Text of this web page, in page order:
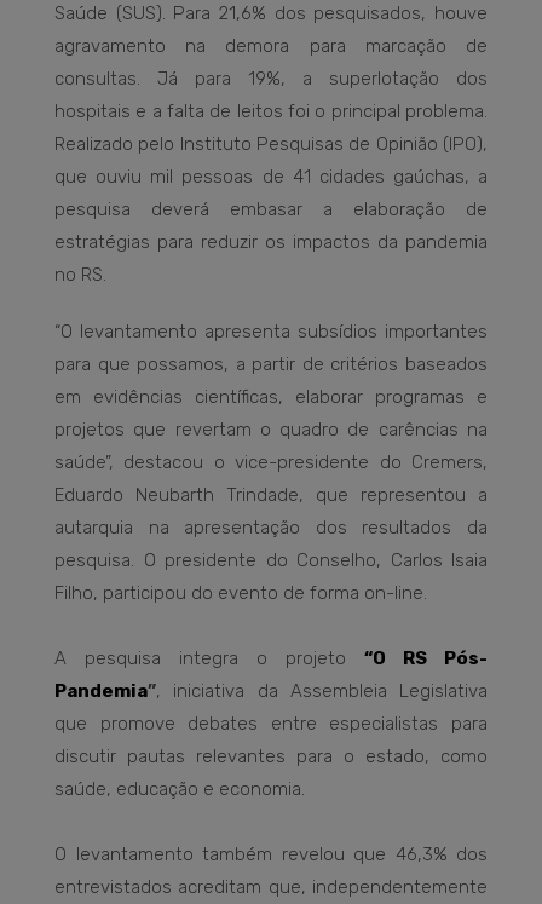
Saúde (SUS). Para 21,6% dos pesquisados, houve
agravamento na demora para marcação de
consultas. Já para 19%, a superlotação dos
hospitais e a falta de leitos foi o principal problema.
Realizado pelo Instituto Pesquisas de Opinião (IPO),
que ouviu mil pessoas de 41 cidades gaúchas, a
pesquisa deverá embasar a elaboração de
estratégias para reduzir os impactos da pandemia
no RS.
“O levantamento apresenta subsídios importantes
para que possamos, a partir de critérios baseados
em evidências científicas, elaborar programas e
projetos que revertam o quadro de carências na
saúde”, destacou o vice-presidente do Cremers,
Eduardo Neubarth Trindade, que representou a
autarquia na apresentação dos resultados da
pesquisa. O presidente do Conselho, Carlos Isaia
Filho, participou do evento de forma on-line.
A pesquisa integra o projeto “O RS Pós-
Pandemia”, iniciativa da Assembleia Legislativa
que promove debates entre especialistas para
discutir pautas relevantes para o estado, como
saúde, educação e economia.
O levantamento também revelou que 46,3% dos
entrevistados acreditam que, independentemente